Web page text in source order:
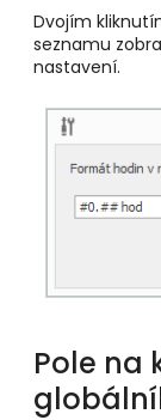
Dvojím
seznamu
nastavení.
Pole na